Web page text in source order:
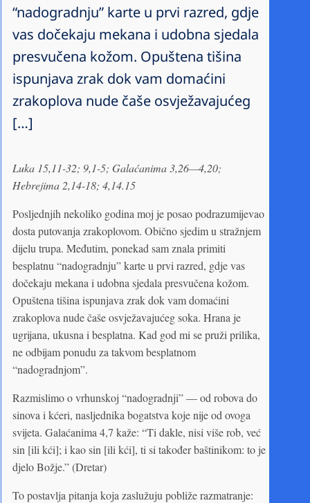
“nadogradnju” karte u prvi razred, gdje
vas dočekaju mekana i udobna sjedala
presvučena kožom. Opuštena tišina
ispunjava zrak dok vam domaćini
zrakoplova nude čaše osvježavajućeg
[…]
Luka 15,11-32; 9,1-5; Galaćanima 3,26—4,20;
Hebrejima 2,14-18; 4,14.15
Posljednjih nekoliko godina moj je posao podrazumijevao
dosta putovanja zrakoplovom. Obično sjedim u stražnjem
dijelu trupa. Međutim, ponekad sam znala primiti
besplatnu “nadogradnju” karte u prvi razred, gdje vas
dočekaju mekana i udobna sjedala presvučena kožom.
Opuštena tišina ispunjava zrak dok vam domaćini
zrakoplova nude čaše osvježavajućeg soka. Hrana je
ugrijana, ukusna i besplatna. Kad god mi se pruži prilika,
ne odbijam ponudu za takvom besplatnom
“nadogradnjom”.
Razmislimo o vrhunskoj “nadogradnji” — od robova do
sinova i kćeri, nasljednika bogatstva koje nije od ovoga
svijeta. Galaćanima 4,7 kaže: “Ti dakle, nisi više rob, već
sin [ili kći]; i kao sin [ili kći], ti si također baštinikom: to je
djelo Božje.” (Dretar)
To postavlja pitanja koja zaslužuju pobliže razmatranje: